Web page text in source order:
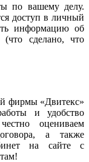
по вашему делу.
доступ в личный
информацию об
сделано, что
фирмы «Двитекс»
и удобство
оцениваем
а также
на сайте с